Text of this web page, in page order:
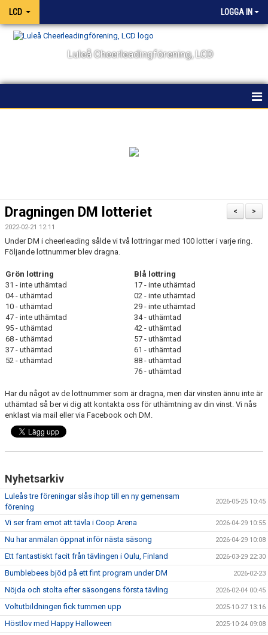
LCD LOGGA IN
Luleå Cheerleadingförening, LCD
VÅRA LAG OCH TRÄNARE
TÄVLING
LÄNKAR
>
<
Dragningen DM lotteriet
2022-02-21 12:11
Under DM i cheerleading sålde vi två lottringar med 100 lotter i varje ring.
Följande lottnummer blev dragna.
Grön lottring
31 - inte uthämtad
04 - uthämtad
10 - uthämtad
47 - inte uthämtad
95 - uthämtad
68 - uthämtad
37 - uthämtad
52 - uthämtad
Blå lottring
17 - inte uthämtad
02 - inte uthämtad
29 - inte uthämtad
34 - uthämtad
42 - uthämtad
57 - uthämtad
61 - uthämtad
88 - uthämtad
76 - uthämtad
Har du något av de lottnummer som är dragna, men där vinsten ännu inte är
uthämtad så ber vi dig att kontakta oss för uthämtning av din vinst. Vi nås
enklast via mail eller via Facebook och DM.
Nyhetsarkiv
Luleås tre föreningar slås ihop till en ny gemensam
förening
2026-05-25 10:45
Vi ser fram emot att tävla i Coop Arena 2026-04-29 10:55
Nu har anmälan öppnat inför nästa säsong 2026-04-29 10:08
Ett fantastiskt facit från tävlingen i Oulu, Finland 2026-03-29 22:30
Bumblebees bjöd på ett fint program under DM 2026-02-23
Nöjda och stolta efter säsongens första tävling 2026-02-04 00:45
Voltutbildningen fick tummen upp 2025-10-27 13:16
Höstlov med Happy Halloween 2025-10-24 09:08